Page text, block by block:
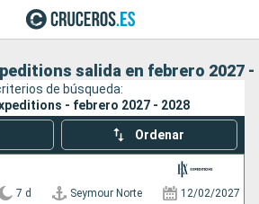
salida en febrero 2027 -
de búsqueda:
- febrero 2027 - 2028
Ordenar
7 d Seymour Norte 12/02/2027